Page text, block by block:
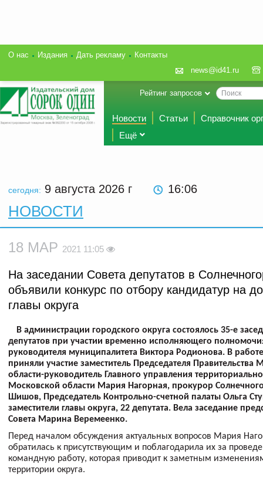
О нас Издания Дать рекламу
Контакты
news@id41.ru
Рейтинг запросов
Новости Статьи
Справочник
Ещё
сегодня: 9 августа 2026 г 16:06
НОВОСТИ
18 МАР 2021 11:05
На заседании Совета депутатов в
объявили конкурс по отбору кандидатур на
главы округа
В администрации городского округа состоялось 35-е
депутатов при участии временно исполняющего
руководителя муниципалитета Виктора Родионова. В
приняли участие заместитель Председателя Правительства
области-руководитель Главного управления
Московской области Мария Нагорная, прокурор
Шишов, Председатель Контрольно-счетной палаты Ольга
заместители главы округа, 22 депутата. Вела заседание
Совета Марина Веремеенко.
Перед началом обсуждения актуальных вопросов Мария
обратилась к присутствующим и поблагодарила их за
командную работу, которая приводит к заметным
территории округа.